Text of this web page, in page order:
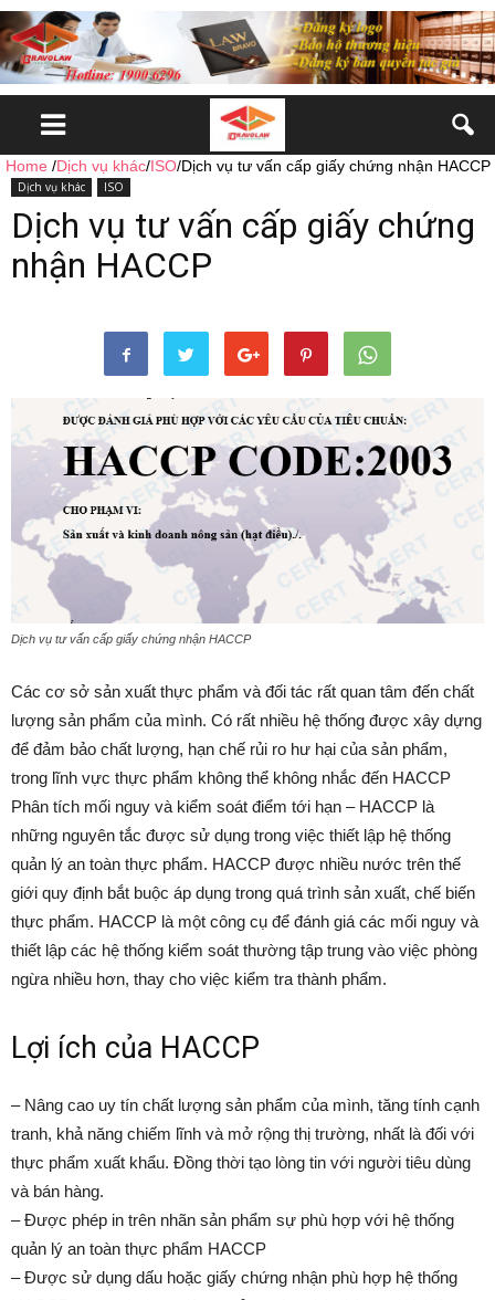
Home /Dịch vụ khác/ISO/Dịch vụ tư vấn cấp giấy chứng nhận HACCP
Dịch vụ khác ISO
Dịch vụ tư vấn cấp giấy chứng
nhận HACCP
Dịch vụ tư vấn cấp giấy chứng nhận HACCP
Các cơ sở sản xuất thực phẩm và đối tác rất quan tâm đến chất
lượng sản phẩm của mình. Có rất nhiều hệ thống được xây dựng
để đảm bảo chất lượng, hạn chế rủi ro hư hại của sản phẩm,
trong lĩnh vực thực phẩm không thể không nhắc đến HACCP
Phân tích mối nguy và kiểm soát điểm tới hạn – HACCP là
những nguyên tắc được sử dụng trong việc thiết lập hệ thống
quản lý an toàn thực phẩm. HACCP được nhiều nước trên thế
giới quy định bắt buộc áp dụng trong quá trình sản xuất, chế biến
thực phẩm. HACCP là một công cụ để đánh giá các mối nguy và
thiết lập các hệ thống kiểm soát thường tập trung vào việc phòng
ngừa nhiều hơn, thay cho việc kiểm tra thành phẩm.
Lợi ích của HACCP
– Nâng cao uy tín chất lượng sản phẩm của mình, tăng tính cạnh
tranh, khả năng chiếm lĩnh và mở rộng thị trường, nhất là đối với
thực phẩm xuất khẩu. Đồng thời tạo lòng tin với người tiêu dùng
và bán hàng.
– Được phép in trên nhãn sản phẩm sự phù hợp với hệ thống
quản lý an toàn thực phẩm HACCP
– Được sử dụng dấu hoặc giấy chứng nhận phù hợp hệ thống